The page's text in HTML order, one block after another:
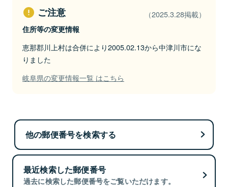
ご注意 （2025.3.28掲載）
住所等の変更情報
恵那郡川上村は合併により2005.02.13から中津川市にな
りました
岐阜県の変更情報一覧 はこちら
他の郵便番号を検索する
最近検索した郵便番号
過去に検索した郵便番号をご覧いただけます。